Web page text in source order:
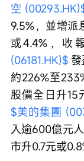
空
9.5%，並增派
或4.4%，收
(06181.HK)$
約226%至
股價全日升15
$美的集團
入逾600億元
市升0.7元或